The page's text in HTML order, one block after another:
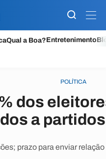
Qual a Boa?Entretenimento
POLÍTICA
dos
a
prazo para enviar